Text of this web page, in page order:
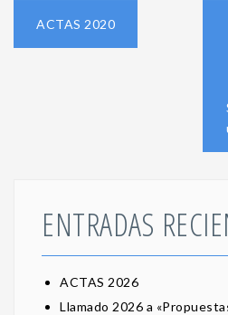
entradas
ACTAS 2020
ENTRADAS
ACTAS 2026
Llamado 2026 a